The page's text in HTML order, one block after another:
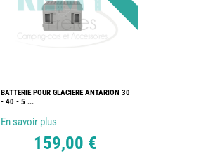
BATTERIE POUR GLACIERE ANTARION 30
- 40 - 5 ...
En savoir plus
159,00 €